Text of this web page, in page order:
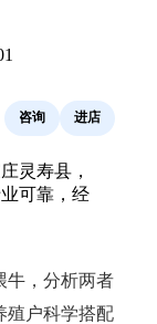
咨询 进店
灵寿县，
可靠，经
牛，分析两者
殖户科学搭配